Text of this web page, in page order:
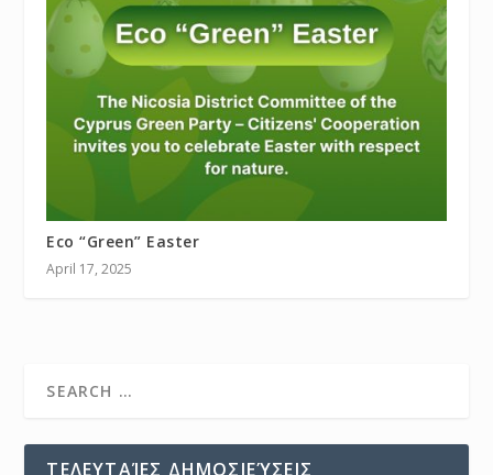
Eco “Green” Easter
April 17, 2025
ΤΕΛΕΥΤΑΊΕΣ ΔΗΜΟΣΙΕΎΣΕΙΣ